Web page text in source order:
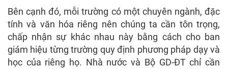
Bên cạnh đó, mỗi trường có một chuyên ngành, đặc
tính và văn hóa riêng nên chúng ta cần tôn trọng,
chấp nhận sự khác nhau này bằng cách cho ban
giám hiệu từng trường quy định phương pháp dạy và
học của riêng họ. Nhà nước và Bộ GD-ĐT chỉ cần